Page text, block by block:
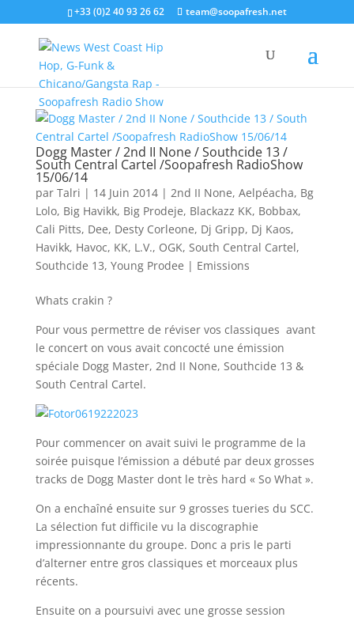
+33 (0)2 40 93 26 62 team@soopafresh.net
Dogg Master / 2nd II None / Southcide 13 /
South Central Cartel /Soopafresh RadioShow
15/06/14
par Talri | 14 Juin 2014| 2nd II None, Aelpéacha, Bg
Lolo, Big Havikk, Big Prodeje, Blackazz KK, Bobbax,
Cali Pitts, Dee, Desty Corleone, Dj Gripp, Dj Kaos,
Havikk, Havoc, KK, L.V., OGK, South Central Cartel,
Southcide 13, Young Prodee | Emissions
Whats crakin ?
Pour vous permettre de réviser vos classiques avant
le concert on vous avait concocté une émission
spéciale Dogg Master, 2nd II None, Southcide 13 &
South Central Cartel.
Pour commencer on avait suivi le programme de la
soirée puisque l’émission a débuté par deux grosses
tracks de Dogg Master dont le très hard « So What ».
On a enchaîné ensuite sur 9 grosses tueries du SCC.
La sélection fut difficile vu la discographie
impressionnante du groupe. Donc a pris le parti
d’alterner entre gros classiques et morceaux plus
récents.
Ensuite on a poursuivi avec une grosse session